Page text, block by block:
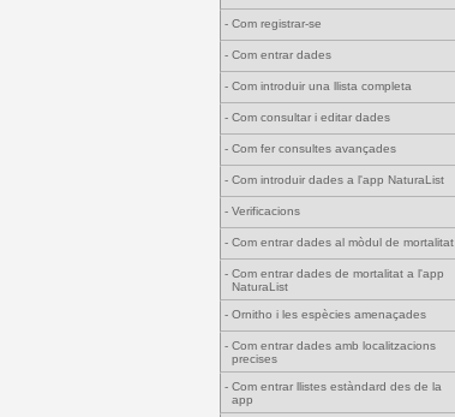
- Com registrar-se
- Com entrar dades
- Com introduir una llista completa
- Com consultar i editar dades
- Com fer consultes avançades
- Com introduir dades a l'app NaturaList
- Verificacions
- Com entrar dades al mòdul de mortalitat
- Com entrar dades de mortalitat a l'app
NaturaList
- Ornitho i les espècies amenaçades
- Com entrar dades amb localitzacions
precises
- Com entrar llistes estàndard des de la
app